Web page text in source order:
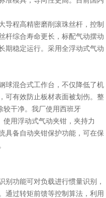
程高精密磨削滚珠丝杆，控制
杆综合寿命更长，标配气动摆动
期稳定运行。采用全浮动式气动
混合式工作台，不仅降低了机
可有效防止板材表面被划伤。整
较干净。我厂使用西班牙
使用浮动式气动夹钳，夹持力
具备自动夹钳保护功能，可在保
功能可对负载进行惯量识别，
通过转矩前馈等控制算法，利用